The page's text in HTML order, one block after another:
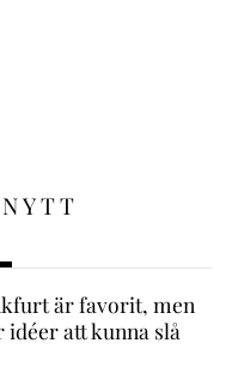
är favorit, men
att kunna slå